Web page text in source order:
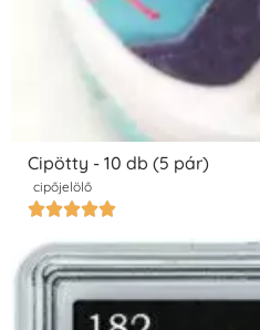
Cipötty - 10 db (5 pár)
cipőjelölő
